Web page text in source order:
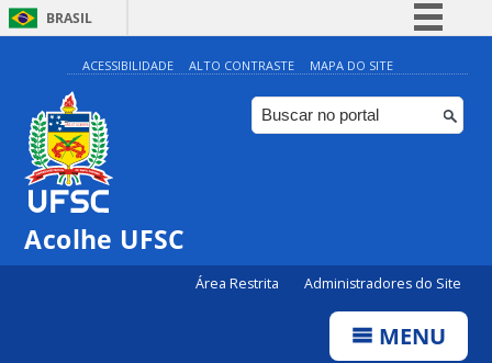
BRASIL
Simplifique!
Comunica BR
Participe
ACESSIBILIDADE ALTO CONTRASTE MAPA DO SITE
Acolhe UFSC
Área Restrita Administradores do Site
MENU